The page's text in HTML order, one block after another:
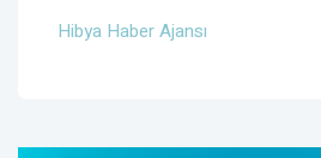
Hibya Haber Ajansı